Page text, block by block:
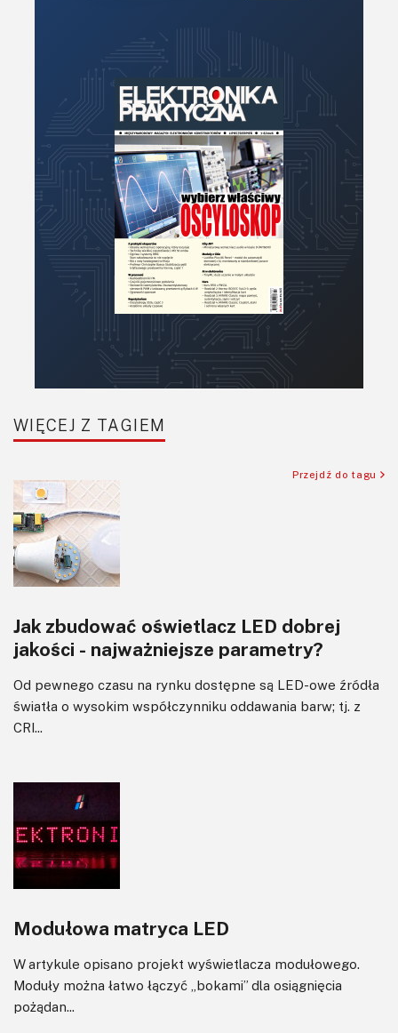
WIĘCEJ Z TAGIEM
Przejdź do tagu
Jak zbudować oświetlacz LED dobrej
jakości - najważniejsze parametry?
Od pewnego czasu na rynku dostępne są LED-owe źródła
światła o wysokim współczynniku oddawania barw; tj. z
CRI...
Modułowa matryca LED
W artykule opisano projekt wyświetlacza modułowego.
Moduły można łatwo łączyć „bokami” dla osiągnięcia
pożądan...